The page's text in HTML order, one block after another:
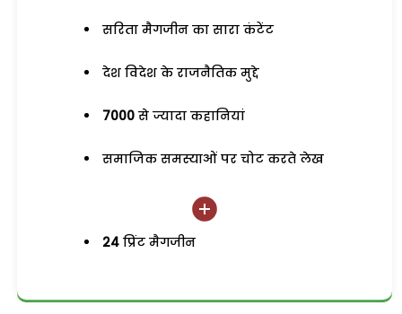
सरिता मैगजीन का सारा कंटेंट
देश विदेश के राजनैतिक मुद्दे
7000 से ज्यादा कहानियां
समाजिक समस्याओं पर चोट करते लेख
24 प्रिंट मैगजीन